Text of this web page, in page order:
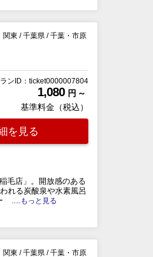
関東 / 千葉県 / 千葉・市原
ンID：ticket0000007804
1,080 円 ～
基準料金（税込）
を見る
毛店」。開放感のある
れる炭酸泉や水素風呂
.....もっと見る
関東 / 千葉県 / 千葉・市原